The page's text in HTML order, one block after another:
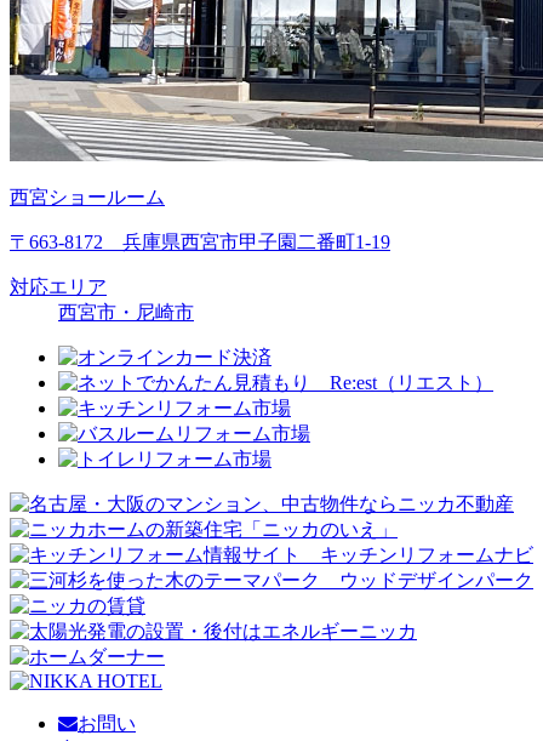
西宮ショールーム
〒663-8172 兵庫県西宮市甲子園二番町1-19
対応エリア
西宮市・尼崎市
お問い